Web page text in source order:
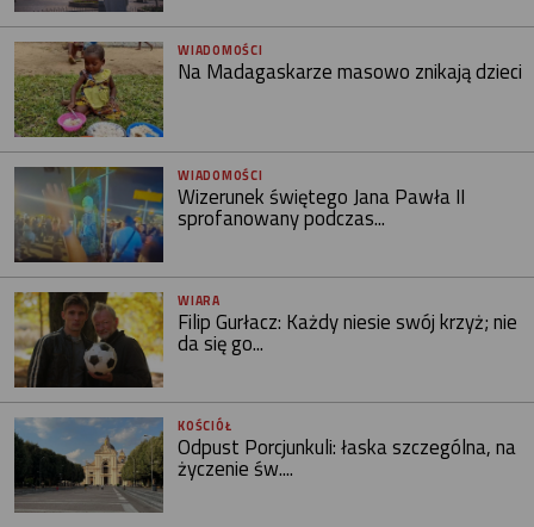
WIADOMOŚCI
Na Madagaskarze masowo znikają dzieci
WIADOMOŚCI
Wizerunek świętego Jana Pawła II
sprofanowany podczas...
WIARA
Filip Gurłacz: Każdy niesie swój krzyż; nie
da się go...
KOŚCIÓŁ
Odpust Porcjunkuli: łaska szczególna, na
życzenie św....